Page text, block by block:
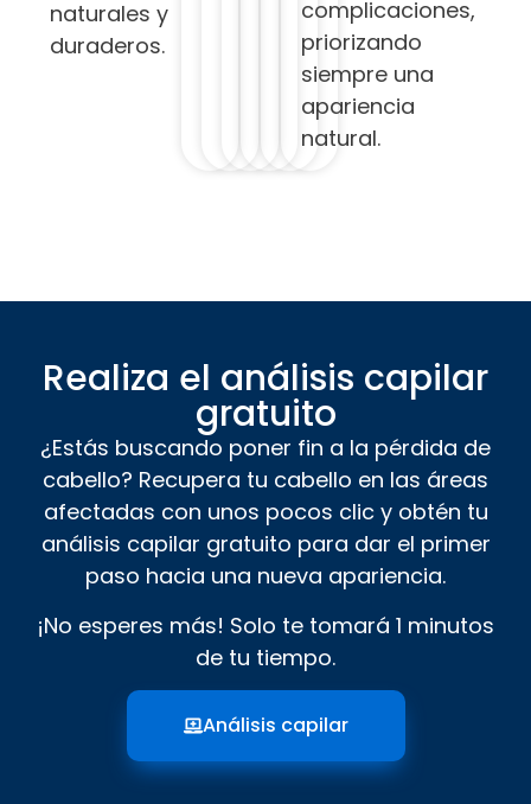
naturales y
duraderos.
complicaciones,
priorizando
siempre una
apariencia
natural.
Realiza el análisis capilar
gratuito
¿Estás buscando poner fin a la pérdida de
cabello? Recupera tu cabello en las áreas
afectadas con unos pocos clic y obtén tu
análisis capilar gratuito para dar el primer
paso hacia una nueva apariencia.
¡No esperes más! Solo te tomará 1 minutos
de tu tiempo.
Análisis capilar